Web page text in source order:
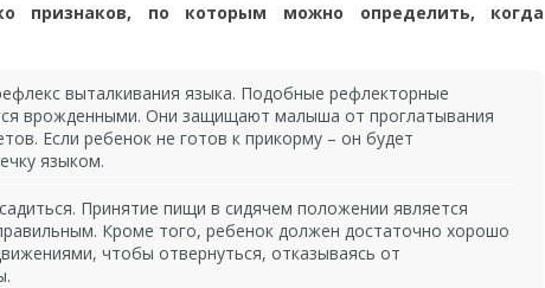
признаков, по которым можно определить, когда
выталкивания языка. Подобные рефлекторные
врожденными. Они защищают малыша от проглатывания
Если ребенок не готов к прикорму – он будет
языком.
Принятие пищи в сидячем положении является
Кроме того, ребенок должен достаточно хорошо
чтобы отвернуться, отказываясь от